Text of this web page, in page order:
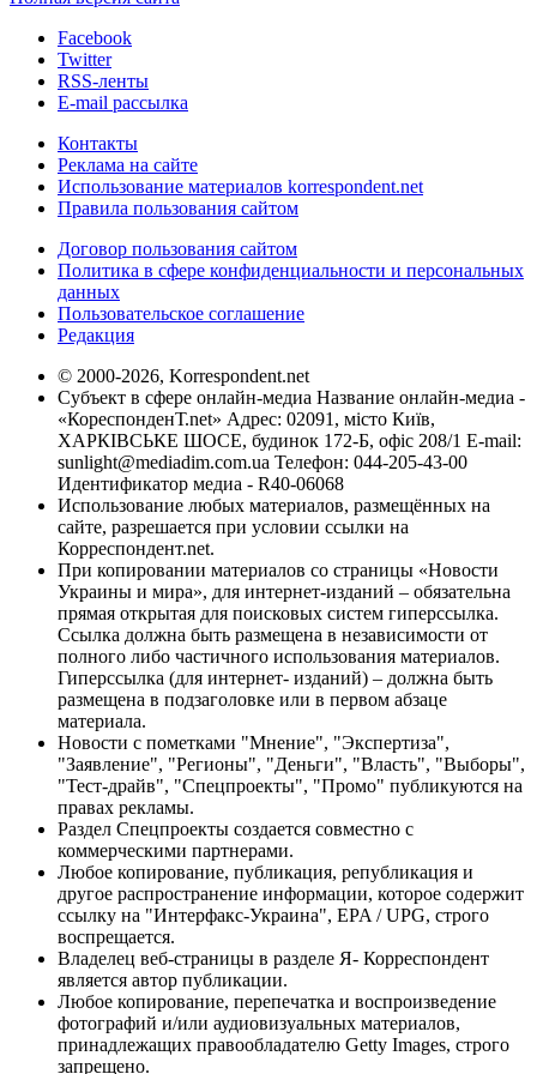
Facebook
Twitter
RSS-ленты
E-mail рассылка
Контакты
Реклама на сайте
Использование материалов korrespondent.net
Правила пользования сайтом
Договор пользования сайтом
Политика в сфере конфиденциальности и персональных
данных
Пользовательское соглашение
Редакция
© 2000-2026, Korrespondent.net
Субъект в сфере онлайн-медиа Название онлайн-медиа -
«КореспонденТ.net» Адрес: 02091, місто Київ,
ХАРКІВСЬКЕ ШОСЕ, будинок 172-Б, офіс 208/1 E-mail:
sunlight@mediadim.com.ua Телефон: 044-205-43-00
Идентификатор медиа - R40-06068
Использование любых материалов, размещённых на
сайте, разрешается при условии ссылки на
Корреспондент.net.
При копировании материалов со страницы «Новости
Украины и мира», для интернет-изданий – обязательна
прямая открытая для поисковых систем гиперссылка.
Ссылка должна быть размещена в независимости от
полного либо частичного использования материалов.
Гиперссылка (для интернет- изданий) – должна быть
размещена в подзаголовке или в первом абзаце
материала.
Новости с пометками "Мнение", "Экспертиза",
"Заявление", "Регионы", "Деньги", "Власть", "Выборы",
"Тест-драйв", "Спецпроекты", "Промо" публикуются на
правах рекламы.
Раздел Спецпроекты создается совместно с
коммерческими партнерами.
Любое копирование, публикация, републикация и
другое распространение информации, которое содержит
ссылку на "Интерфакс-Украина", EPA / UPG, строго
воспрещается.
Владелец веб-страницы в разделе Я- Корреспондент
является автор публикации.
Любое копирование, перепечатка и воспроизведение
фотографий и/или аудиовизуальных материалов,
принадлежащих правообладателю Getty Images, строго
запрещено.